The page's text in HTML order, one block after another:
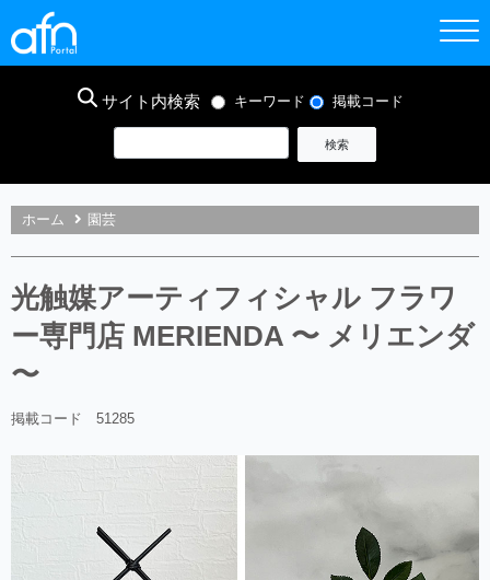
サイト内検索 キーワード 掲載コード
ホーム 園芸
光触媒アーティフィシャル フラワ
ー専門店 MERIENDA 〜 メリエンダ
〜
掲載コード 51285